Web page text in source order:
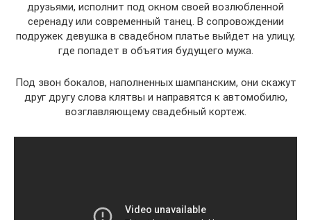
друзьями, исполнит под окном своей возлюбленной
серенаду или современный танец. В сопровождении
подружек девушка в свадебном платье выйдет на улицу,
где попадет в объятия будущего мужа.
Под звон бокалов, наполненных шампанским, они скажут
друг другу слова клятвы и направятся к автомобилю,
возглавляющему свадебный кортеж.